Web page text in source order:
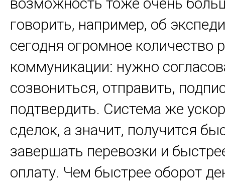
говорить, например, об
сегодня огромное количество
коммуникации: нужно
созвониться, отправить,
подтвердить. Система же
сделок, а значит, получится
завершать перевозки и
оплату. Чем быстрее оборот